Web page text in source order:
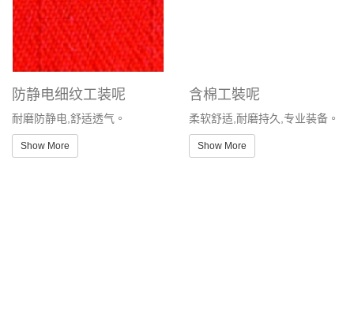
防静电细纹工装呢
耐磨防静电,舒适透气。
Show More
含棉工裝呢
柔软舒适,耐磨持久,专业装备。
Show More